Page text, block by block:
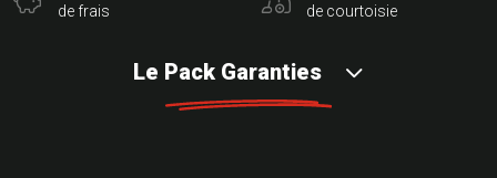
de frais
de courtoisie
Le Pack Garanties